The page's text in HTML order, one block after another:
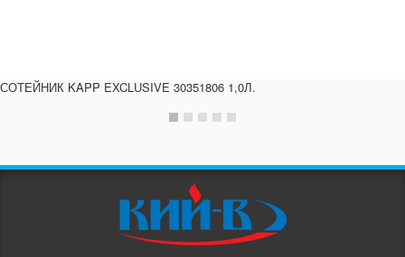
СОТЕЙНИК KAPP EXCLUSIVE 30351806 1,0Л.